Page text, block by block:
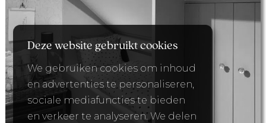
Deze website gebruikt cookies
We gebruiken cookies om inhoud
en advertenties te personaliseren,
sociale mediafuncties te bieden
en verkeer te analyseren. We delen